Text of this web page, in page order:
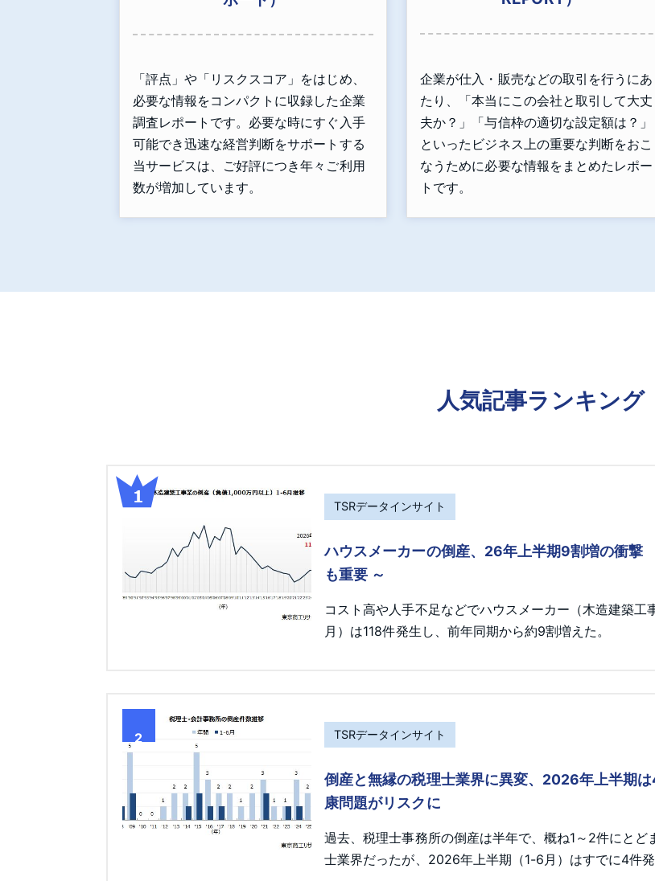
「評点」や「リスクスコア」をはじめ、
必要な情報をコンパクトに収録した企業
調査レポートです。必要な時にすぐ入手
可能でき迅速な経営判断をサポートする
当サービスは、ご好評につき年々ご利用
数が増加しています。
企業が仕入・販売などの取引を行うにあ
たり、「本当にこの会社と取引して大丈
夫か？」「与信枠の適切な設定額は？」
といったビジネス上の重要な判断をおこ
なうために必要な情報をまとめたレポー
トです。
人気記事ランキング
TSRデータインサイト
ハウスメーカーの倒産、26年上半期9割増の衝
も重要 ～
コスト高や人手不足などでハウスメーカー（木造建築
月）は118件発生し、前年同期から約9割増えた。
2 TSRデータインサイト
倒産と無縁の税理士業界に異変、2026年上半期
康問題がリスクに
過去、税理士事務所の倒産は半年で、概ね1～2件にと
士業界だったが、2026年上半期（1-6月）はすでに4件発